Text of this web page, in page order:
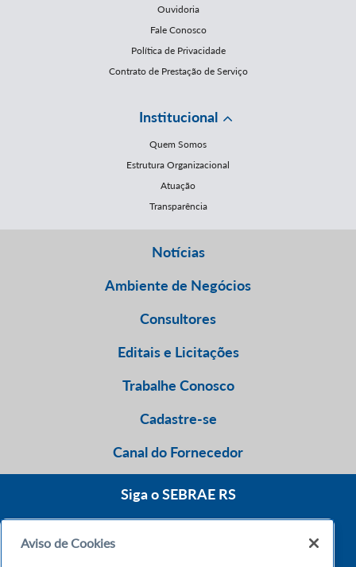
Ouvidoria
Fale Conosco
Política de Privacidade
Contrato de Prestação de Serviço
Institucional
Quem Somos
Estrutura Organizacional
Atuação
Transparência
Notícias
Ambiente de Negócios
Consultores
Editais e Licitações
Trabalhe Conosco
Cadastre-se
Canal do Fornecedor
Siga o SEBRAE RS
Aviso de Cookies